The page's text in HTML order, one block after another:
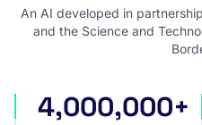
An AI developed in
and the Science and
international tenders
4,000,000+